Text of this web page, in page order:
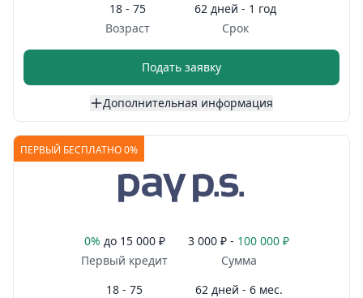
18 - 75
Возраст
62 дней - 1 год
Срок
Подать заявку
Дополнительная информация
ПЕРВЫЙ БЕСПЛАТНО 0%
0% до 15 000 ₽
Первый кредит
3 000 ₽ - 100 000 ₽
Сумма
18 - 75
62 дней - 6 мес.